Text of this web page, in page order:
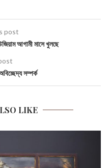
post
আগামী মাসে খুলছে
সম্পর্ক
LIKE